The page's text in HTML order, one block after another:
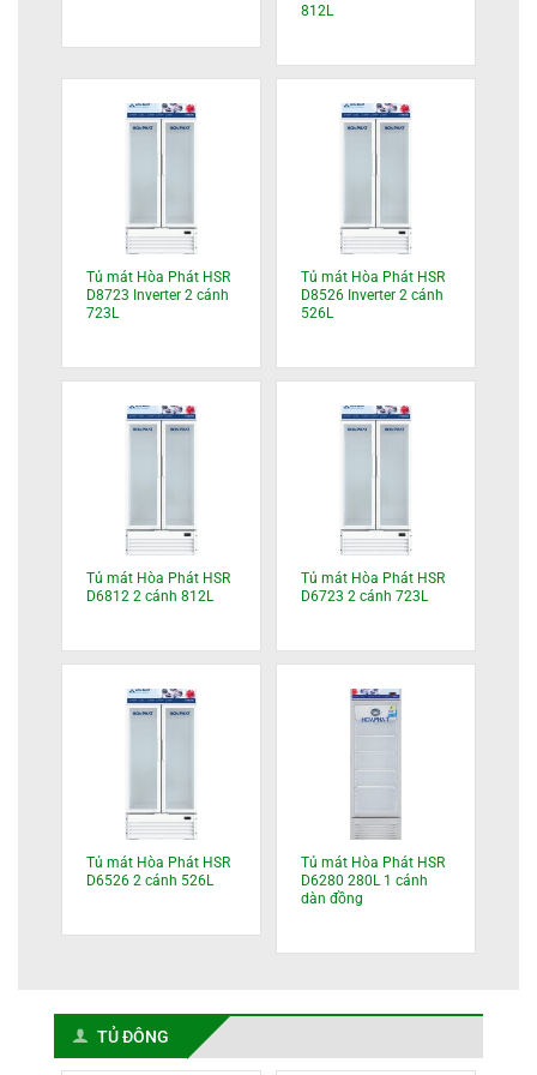
812L
Tủ mát Hòa Phát HSR
D8723 Inverter 2 cánh
723L
Tủ mát Hòa Phát HSR
D8526 Inverter 2 cánh
526L
Tủ mát Hòa Phát HSR
D6812 2 cánh 812L
Tủ mát Hòa Phát HSR
D6723 2 cánh 723L
Tủ mát Hòa Phát HSR
D6526 2 cánh 526L
Tủ mát Hòa Phát HSR
D6280 280L 1 cánh
dàn đồng
TỦ ĐÔNG